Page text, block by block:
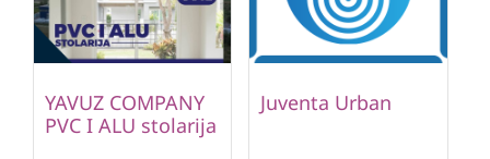
YAVUZ COMPANY
PVC I ALU stolarija
Juventa Urban